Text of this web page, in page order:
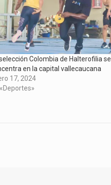
selección Colombia de Halterofilia se
en la capital vallecaucana
17, 2024